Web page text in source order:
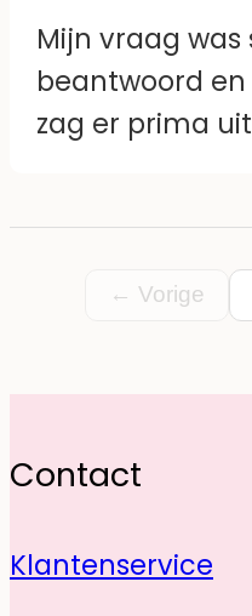
Mijn vraag was
beantwoord
zag er prima
← Vorige
Contact
Klantenservice